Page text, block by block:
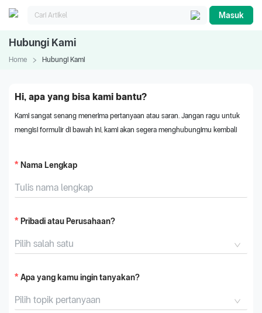
Masuk
Hubungi Kami
Home Hubungi Kami
Hi, apa yang bisa kami bantu?
Kami sangat senang menerima pertanyaan atau saran. Jangan ragu untuk
mengisi formulir di bawah ini, kami akan segera menghubungimu kembali
Nama Lengkap
Pribadi atau Perusahaan?
Pilih salah satu
Apa yang kamu ingin tanyakan?
Pilih topik pertanyaan